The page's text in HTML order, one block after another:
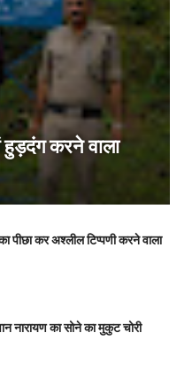
करने वाला
पीछा कर अश्लील टिप्पणी करने वाला
नारायण का सोने का मुकुट चोरी